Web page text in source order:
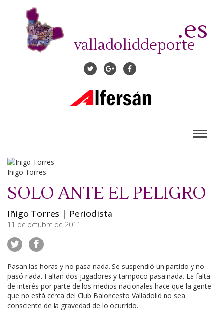
contenido
valladoliddeporte
.es
Iñigo Torres
SOLO ANTE EL PELIGRO
Iñigo Torres | Periodista
11 de octubre de 2011
Pasan las horas y no pasa nada. Se suspendió un partido y no
pasó nada. Faltan dos jugadores y tampoco pasa nada. La falta
de interés por parte de los medios nacionales hace que la gente
que no está cerca del Club Baloncesto Valladolid no sea
consciente de la gravedad de lo ocurrido.